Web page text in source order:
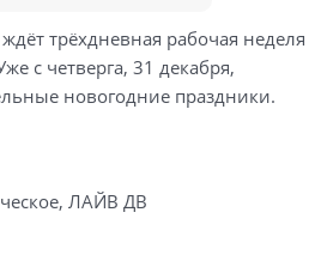
трёхдневная рабочая неделя
с четверга, 31 декабря,
новогодние праздники.
ЛАЙВ ДВ